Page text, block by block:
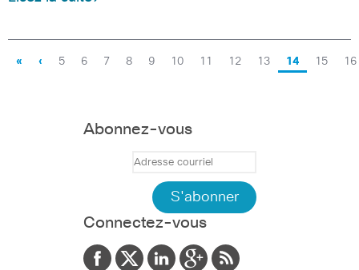
« ‹ 5 6 7 8 9 10 11 12 13 14 15 16
Abonnez-vous
Connectez-vous